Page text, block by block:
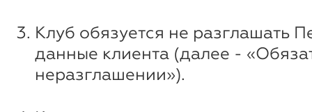
Клуб обязуется не разглашать
данные клиента (далее -
неразглашении»).